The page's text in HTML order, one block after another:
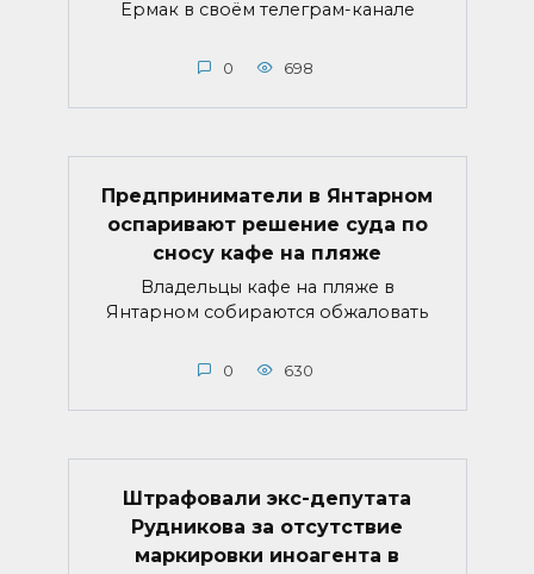
Ермак в своём телеграм-канале
0 698
Предприниматели в Янтарном
оспаривают решение суда по
сносу кафе на пляже
Владельцы кафе на пляже в
Янтарном собираются обжаловать
0 630
Штрафовали экс-депутата
Рудникова за отсутствие
маркировки иноагента в